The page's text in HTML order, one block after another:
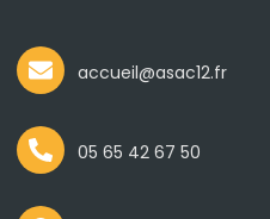
accueil@asac12.fr
05 65 42 67 50